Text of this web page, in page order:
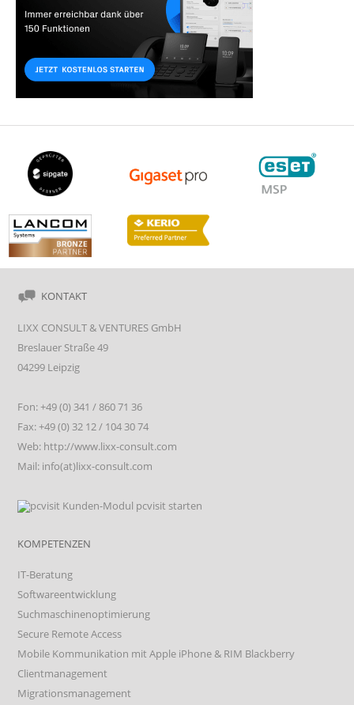
KONTAKT
LIXX CONSULT & VENTURES GmbH
Breslauer Straße 49
04299 Leipzig
Fon: +49 (0) 341 / 860 71 36
Fax: +49 (0) 32 12 / 104 30 74
Web: http://www.lixx-consult.com
Mail: info(at)lixx-consult.com
KOMPETENZEN
IT-Beratung
Softwareentwicklung
Suchmaschinenoptimierung
Secure Remote Access
Mobile Kommunikation mit Apple iPhone & RIM Blackberry
Clientmanagement
Migrationsmanagement